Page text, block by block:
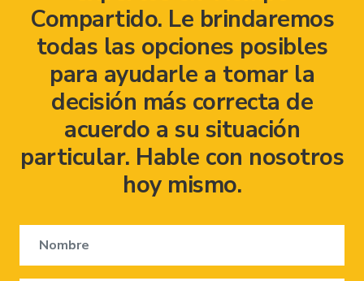
Compartido. Le brindaremos
todas las opciones posibles
para ayudarle a tomar la
decisión más correcta de
acuerdo a su situación
particular. Hable con nosotros
hoy mismo.